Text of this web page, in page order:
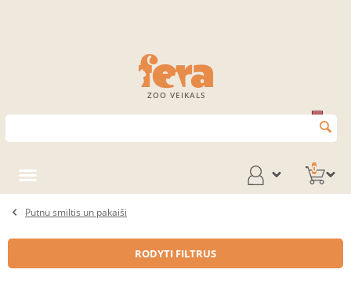
ZOO VEIKALS
0
Putnu smiltis un pakaiši
RODYTI FILTRUS